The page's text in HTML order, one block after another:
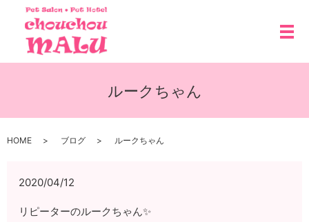
メ
ルークちゃん
HOME ブログ ルークちゃん
2020/04/12
リピーターのルークちゃん✨